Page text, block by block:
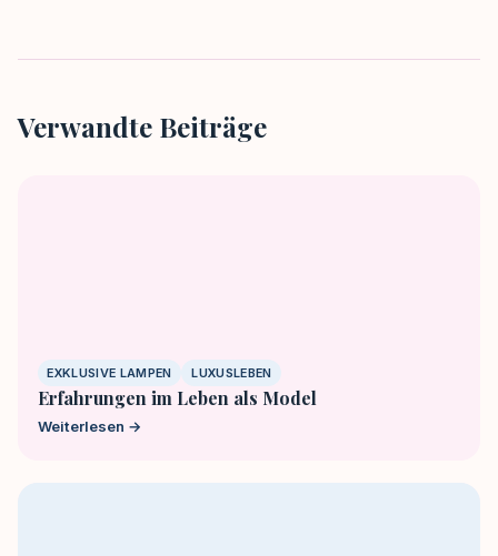
Verwandte Beiträge
EXKLUSIVE LAMPEN LUXUSLEBEN
Erfahrungen im Leben als Model
Weiterlesen →